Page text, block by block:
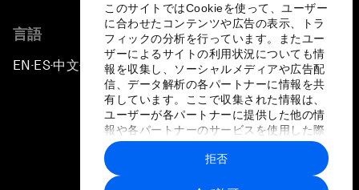
このサイトではCookieを使って、ユーザー
に合わせたコンテンツや広告の表示、トラ
フィックの分析を行っています。またユー
ザーによるサイトの利用状況についても情
報を収集し、ソーシャルメディアや広告配
信、データ解析の各パートナーに情報を共
有しています。ここで収集された情報は、
ユーザーが各パートナーに提供した他の情
報や各パートナーのサービスを使用した際
に収集された情報と組み合わされ、各パー
トナーによって使用されることがありま
す。
拒否
言語
EN ▪ES▪中文▪ 日本語
プライバシーポリシーと利用規約